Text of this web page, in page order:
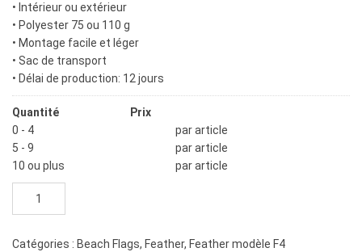
• Intérieur ou extérieur
• Polyester 75 ou 110 g
• Montage facile et léger
• Sac de transport
• Délai de production: 12 jours
Quantité
Prix
0 - 4
par article
5 - 9
par article
10 ou plus
par article
flag
Catégories : Beach Flags, Feather, Feather modèle F4